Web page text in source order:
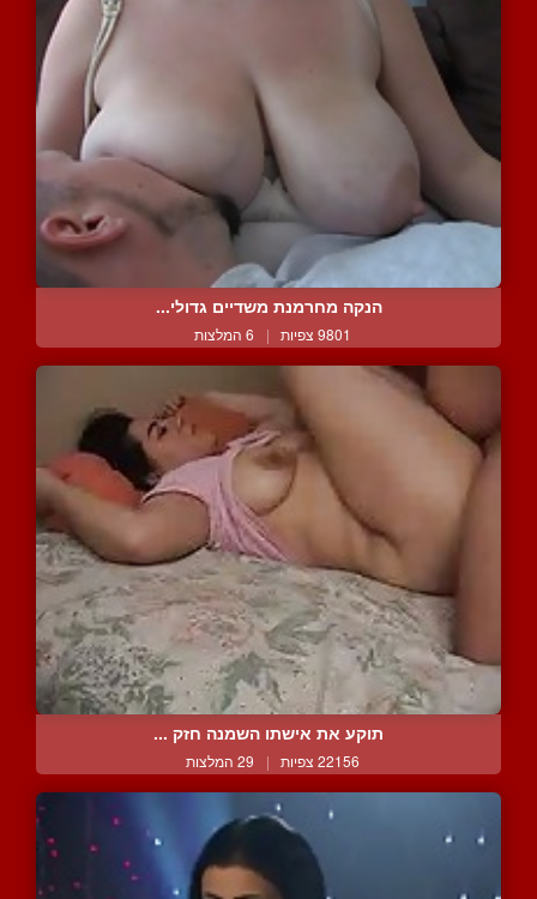
הנקה מחרמנת משדיים גדולי...
9801 צפיות | 6 המלצות
תוקע את אישתו השמנה חזק ...
22156 צפיות | 29 המלצות